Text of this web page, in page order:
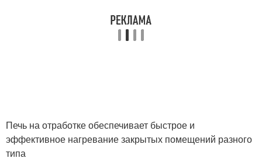
Печь на отработке обеспечивает быстрое и
эффективное нагревание закрытых помещений разного
типа